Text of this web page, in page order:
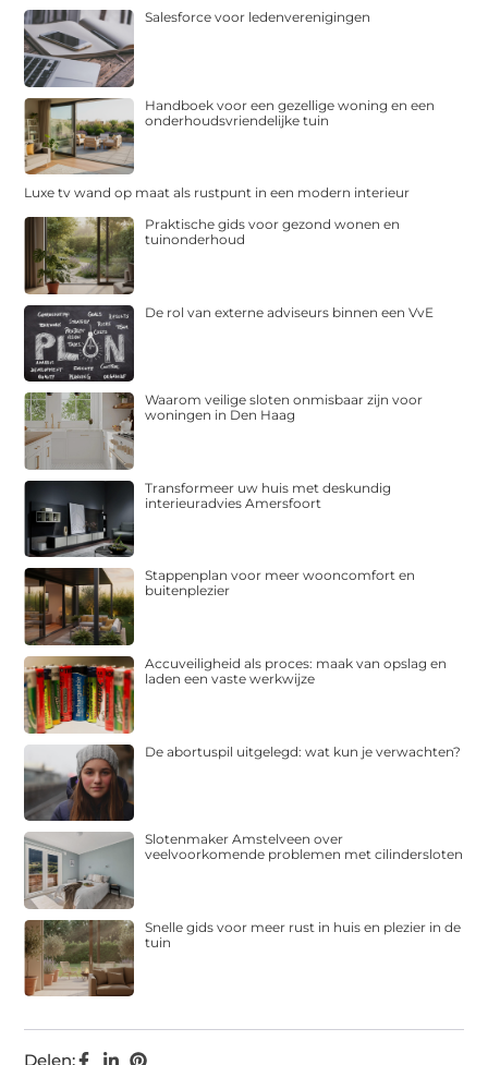
Delen:
Salesforce voor ledenverenigingen
Handboek voor een gezellige woning en een
onderhoudsvriendelijke tuin
Luxe tv wand op maat als rustpunt in een modern interieur
Praktische gids voor gezond wonen en
tuinonderhoud
De rol van externe adviseurs binnen een VvE
Waarom veilige sloten onmisbaar zijn voor
woningen in Den Haag
Transformeer uw huis met deskundig
interieuradvies Amersfoort
Stappenplan voor meer wooncomfort en
buitenplezier
Accuveiligheid als proces: maak van opslag en
laden een vaste werkwijze
De abortuspil uitgelegd: wat kun je verwachten?
Slotenmaker Amstelveen over
veelvoorkomende problemen met cilindersloten
Snelle gids voor meer rust in huis en plezier in de
tuin